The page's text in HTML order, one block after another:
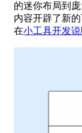
的迷你布局到
内容开辟了新
在小工具开发说